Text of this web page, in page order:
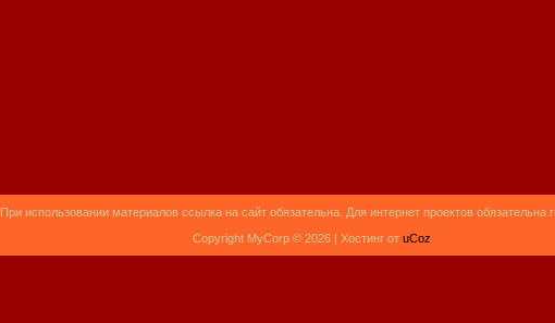
При использовании материалов ссылка на сайт обязательна. Для интернет проектов обязательна
Copyright MyCorp © 2026 | Хостинг от uCoz